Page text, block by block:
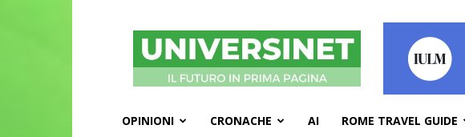
UniversiNet
Magazine
OPINIONI CRONACHE AI ROME TRAVEL GUIDE